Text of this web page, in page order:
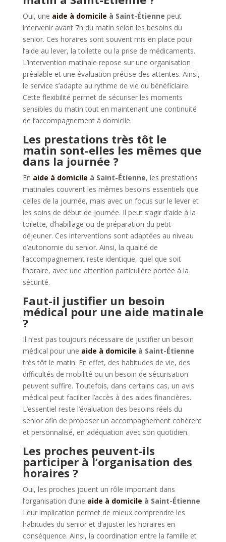
Oui, une aide à domicile à Saint-Étienne peut
intervenir avant 7h du matin selon les besoins du
senior. Ces horaires sont souvent mis en place pour
l’aide au lever, la toilette ou la prise de médicaments.
L’intervention matinale repose sur une organisation
préalable et une évaluation précise des attentes. Ainsi,
le service s’adapte au rythme de vie du bénéficiaire.
Cette flexibilité permet de sécuriser les moments
sensibles du matin tout en maintenant une continuité
de l’accompagnement à domicile.
Les prestations très tôt le
matin sont-elles les mêmes que
dans la journée ?
En aide à domicile à Saint-Étienne, les prestations
matinales couvrent les mêmes besoins essentiels que
celles de la journée, mais avec un focus sur le lever et
les soins de début de journée. Il peut s’agir d’aide à la
toilette, d’habillage ou de préparation du petit-
déjeuner. Ces interventions sont adaptées au niveau
d’autonomie du senior. Ainsi, la qualité de
l’accompagnement reste identique, quel que soit
l’horaire, avec une attention particulière portée à la
sécurité.
Faut-il justifier un besoin
médical pour une aide matinale
?
Il n’est pas toujours nécessaire de justifier un besoin
médical pour une aide à domicile à Saint-Étienne
très tôt le matin. En effet, des habitudes de vie, des
difficultés de mobilité ou un besoin de sécurisation
peuvent suffire. Toutefois, dans certains cas, un avis
médical peut faciliter l’accès à des aides financières.
L’essentiel reste l’évaluation des besoins réels du
senior afin de proposer un accompagnement cohérent
et personnalisé, en adéquation avec son quotidien.
Les proches peuvent-ils
participer à l’organisation des
horaires ?
Oui, les proches jouent un rôle important dans
l’organisation d’une aide à domicile à Saint-Étienne.
Leur implication permet de mieux comprendre les
habitudes du senior et d’ajuster les horaires en
conséquence. Ainsi, la coordination entre la famille et